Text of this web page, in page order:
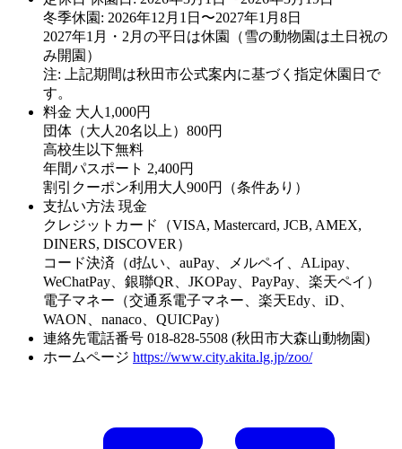
冬季休園: 2026年12月1日〜2027年1月8日
2027年1月・2月の平日は休園（雪の動物園は土日祝の
み開園）
注: 上記期間は秋田市公式案内に基づく指定休園日で
す。
料金 大人1,000円
団体（大人20名以上）800円
高校生以下無料
年間パスポート 2,400円
割引クーポン利用大人900円（条件あり）
支払い方法 現金
クレジットカード（VISA, Mastercard, JCB, AMEX,
DINERS, DISCOVER）
コード決済（d払い、auPay、メルペイ、ALipay、
WeChatPay、銀聯QR、JKOPay、PayPay、楽天ペイ）
電子マネー（交通系電子マネー、楽天Edy、iD、
WAON、nanaco、QUICPay）
連絡先電話番号 018-828-5508 (秋田市大森山動物園)
ホームページ https://www.city.akita.lg.jp/zoo/